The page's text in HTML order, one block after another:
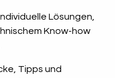
Lösungen,
Know-how
Tipps und